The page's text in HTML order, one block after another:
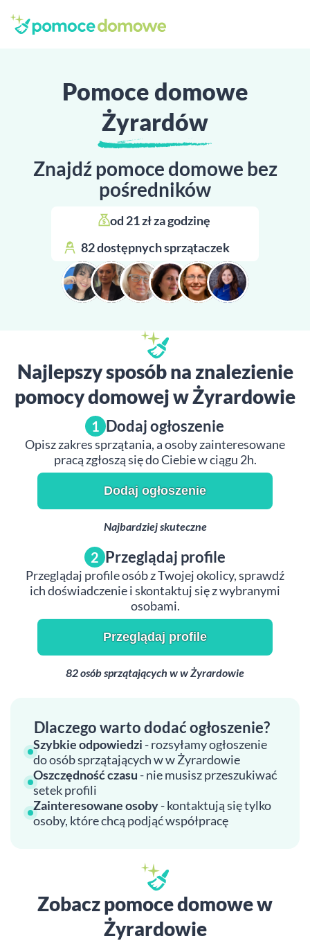
Pomoce domowe
Żyrardów
Znajdź pomoce domowe bez
pośredników
od 21 zł za godzinę
82 dostępnych sprzątaczek
Najlepszy sposób na znalezienie
pomocy domowej w Żyrardowie
1 Dodaj ogłoszenie
Opisz zakres sprzątania, a osoby zainteresowane
pracą zgłoszą się do Ciebie w ciągu 2h.
Dodaj ogłoszenie
Najbardziej skuteczne
2 Przeglądaj profile
Przeglądaj profile osób z Twojej okolicy, sprawdź
ich doświadczenie i skontaktuj się z wybranymi
osobami.
Przeglądaj profile
82 osób sprzątających w w Żyrardowie
Dlaczego warto dodać ogłoszenie?
Szybkie odpowiedzi - rozsyłamy ogłoszenie
do osób sprzątających w w Żyrardowie
Oszczędność czasu - nie musisz przeszukiwać
setek profili
Zainteresowane osoby- kontaktują się tylko
osoby, które chcą podjąć współpracę
Zobacz pomoce domowe w
Żyrardowie